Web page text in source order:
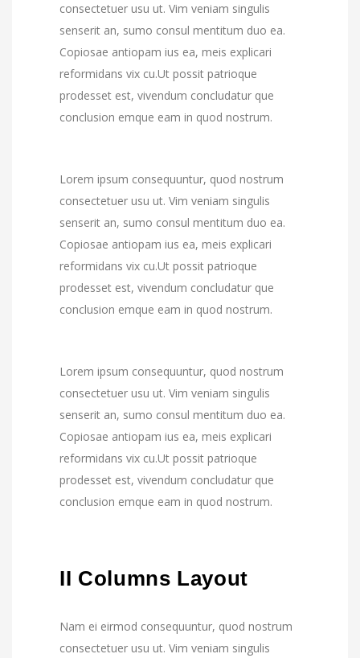
consectetuer usu ut. Vim veniam singulis
senserit an, sumo consul mentitum duo ea.
Copiosae antiopam ius ea, meis explicari
reformidans vix cu.Ut possit patrioque
prodesset est, vivendum concludatur que
conclusion emque eam in quod nostrum.
Lorem ipsum consequuntur, quod nostrum
consectetuer usu ut. Vim veniam singulis
senserit an, sumo consul mentitum duo ea.
Copiosae antiopam ius ea, meis explicari
reformidans vix cu.Ut possit patrioque
prodesset est, vivendum concludatur que
conclusion emque eam in quod nostrum.
Lorem ipsum consequuntur, quod nostrum
consectetuer usu ut. Vim veniam singulis
senserit an, sumo consul mentitum duo ea.
Copiosae antiopam ius ea, meis explicari
reformidans vix cu.Ut possit patrioque
prodesset est, vivendum concludatur que
conclusion emque eam in quod nostrum.
II Columns Layout
Nam ei eirmod consequuntur, quod nostrum
consectetuer usu ut. Vim veniam singulis